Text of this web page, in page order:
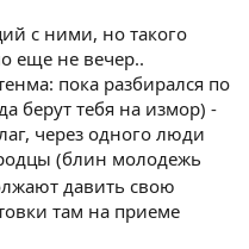
с ними, но такого
еще не вечер..
пока разбирался по
берут тебя на измор) -
через одного люди
(блин молодежь
давить свою
там на приеме